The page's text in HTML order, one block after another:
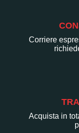
Corriere
Acquista in